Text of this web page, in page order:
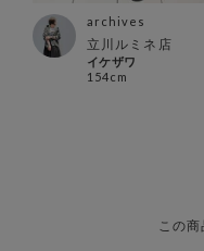
archives
立川ルミネ店
イケザワ
154cm
この